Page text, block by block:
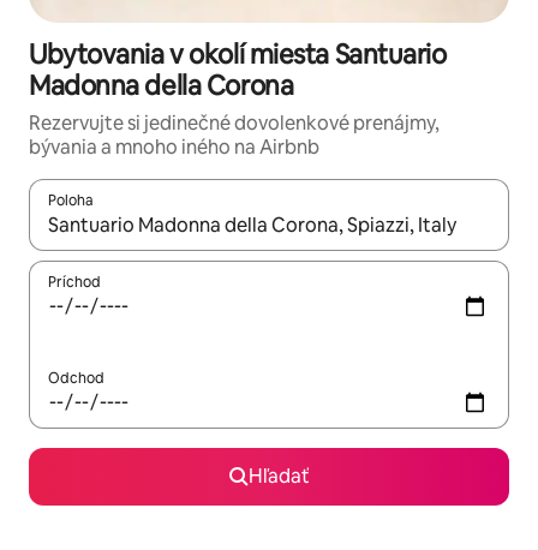
Ubytovania v okolí miesta Santuario
Madonna della Corona
Rezervujte si jedinečné dovolenkové prenájmy,
bývania a mnoho iného na Airbnb
Poloha
Keď budú výsledky k dispozícii, môžete si ich prechádzať
Príchod
Odchod
Hľadať